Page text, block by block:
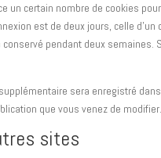
un certain nombre de cookies
est de deux jours, celle
pendant deux semaines.
sera enregistré
que vous venez de
sites